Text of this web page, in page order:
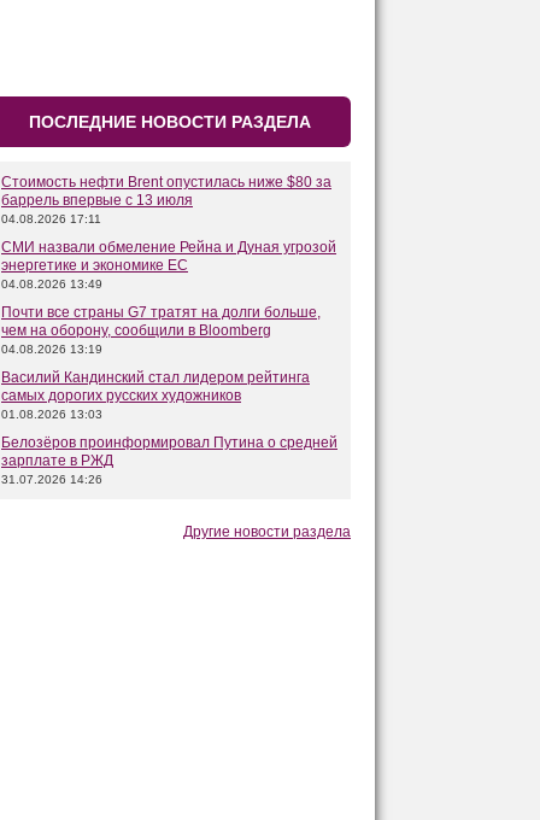
ПОСЛЕДНИЕ НОВОСТИ РАЗДЕЛА
Стоимость нефти Brent опустилась ниже $80 за
баррель впервые с 13 июля
04.08.2026 17:11
СМИ назвали обмеление Рейна и Дуная угрозой
энергетике и экономике ЕС
04.08.2026 13:49
Почти все страны G7 тратят на долги больше,
чем на оборону, сообщили в Bloomberg
04.08.2026 13:19
Василий Кандинский стал лидером рейтинга
самых дорогих русских художников
01.08.2026 13:03
Белозёров проинформировал Путина о средней
зарплате в РЖД
31.07.2026 14:26
Другие новости раздела